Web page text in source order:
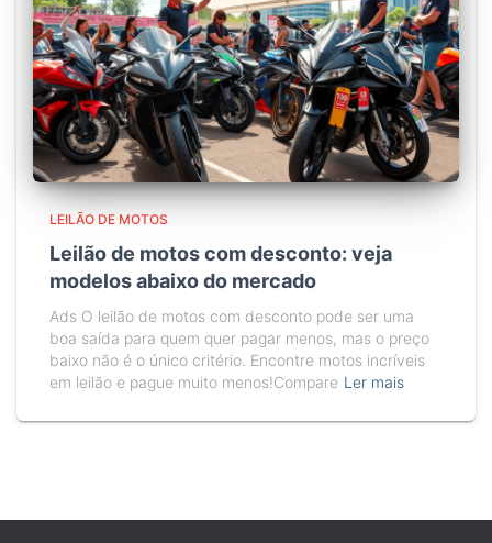
LEILÃO DE MOTOS
Leilão de motos com desconto: veja
modelos abaixo do mercado
Ads O leilão de motos com desconto pode ser uma
boa saída para quem quer pagar menos, mas o preço
baixo não é o único critério. Encontre motos incríveis
em leilão e pague muito menos!Compare Ler mais